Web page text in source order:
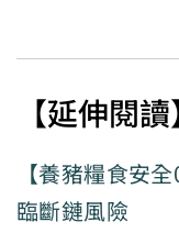
【延伸閱讀
【養豬糧食安
臨斷鏈風險